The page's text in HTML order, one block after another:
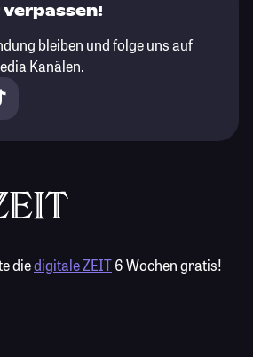
bleiben und folge uns auf
Kanälen.
diedigitale ZEIT6 Wochen gratis!